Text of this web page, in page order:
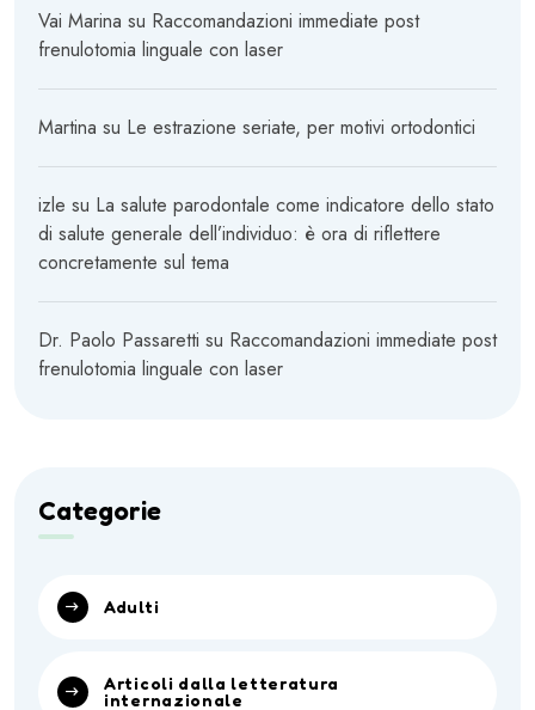
Vai Marina su Raccomandazioni immediate post
frenulotomia linguale con laser
Martina su Le estrazione seriate, per motivi ortodontici
izle su La salute parodontale come indicatore dello stato
di salute generale dell’individuo: è ora di riflettere
concretamente sul tema
Dr. Paolo Passaretti su Raccomandazioni immediate post
frenulotomia linguale con laser
Categorie
Adulti
Articoli dalla letteratura
internazionale